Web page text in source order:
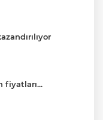
fiyatları...